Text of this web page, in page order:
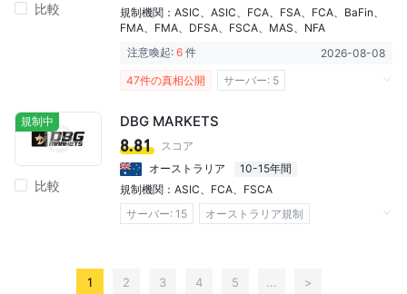
デリバティブ取引ライセンス (MM)
MT4フルライセンス
ホワイトラベルMT5
自社開発
グローバル展開 ハイリスクレベル
比較
規制機関： ASIC、 ASIC、 FCA、 FSA、 FCA、 BaFin、
FMA、 FMA、 DFSA、 FSCA、 MAS、 NFA
注意喚起: 6 件
2026-08-08
47件の真相公開
サーバー: 5​
アラブ首長国連邦規制
マーケットメイキングライセンス（MM）
FX取引ライセンス (EP)
MT4フルライセンス
MT5フルライセンス
規制中
比較
DBG MARKETS
8.81
スコア
オーストラリア
10-15年間
規制機関： ASIC、 FCA、 FSCA
サーバー: 15​
オーストラリア規制
1 2 3 4 5 ... >